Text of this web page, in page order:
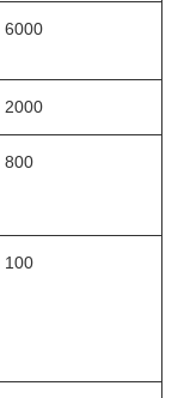
6000
2000
800
100